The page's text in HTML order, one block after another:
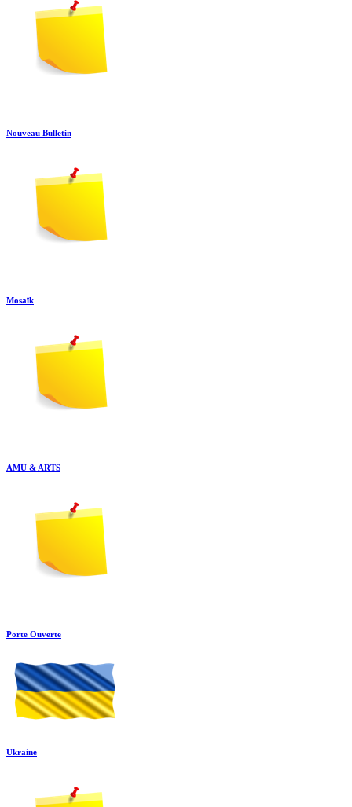
Nouveau Bulletin
Mosaïk
AMU & ARTS
Porte Ouverte
Ukraine